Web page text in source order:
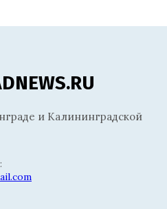
и Калининградской